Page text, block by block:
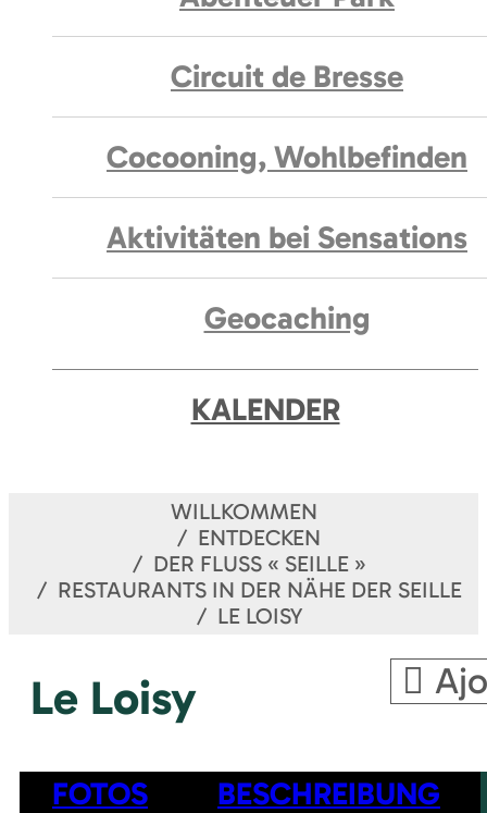
Circuit de Bresse
Cocooning, Wohlbefinden
Aktivitäten bei Sensations
Geocaching
KALENDER
WILLKOMMEN
ENTDECKEN
DER FLUSS « SEILLE »
RESTAURANTS IN DER NÄHE DER SEILLE
LE LOISY
Le Loisy
FOTOS BESCHREIBUNG